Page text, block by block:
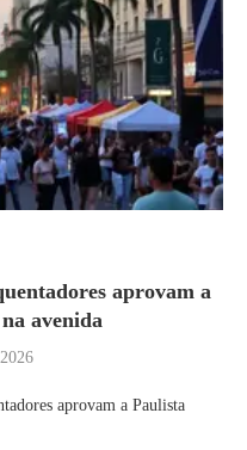
aprovam a
avenida
aprovam a Paulista